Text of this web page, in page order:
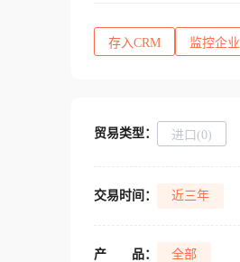
存入CRM 监控企业
贸易类型： 进口(0)
交易时间： 近三年
产 品： 全部